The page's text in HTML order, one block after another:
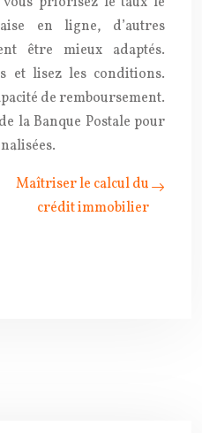
en ligne, d’autres
être mieux adaptés.
et lisez les conditions.
de remboursement.
la Banque Postale pour
Maîtriser le calcul du
crédit immobilier